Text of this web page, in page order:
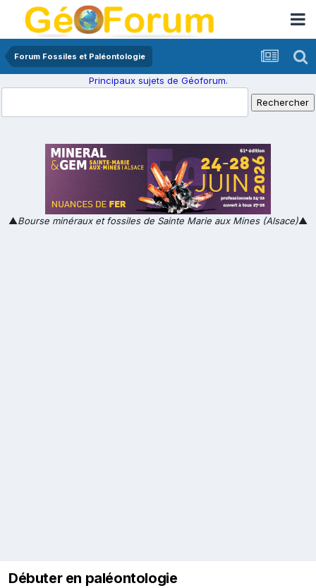
Forum Fossiles et Paléontologie
Principaux sujets de Géoforum.
▲Bourse minéraux et fossiles de Sainte Marie aux Mines (Alsace)▲
Débuter en paléontologie